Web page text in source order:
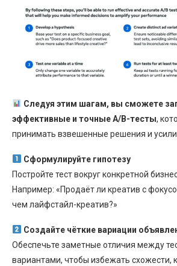
Следуя этим шагам, вы сможете
эффективные и точные A/B-тесты,
принимать взвешенные решения и
Сформулируйте гипотезу
Постройте тест вокруг конкретной
Например: «Продаёт ли креатив с
чем лайфстайл-креатив?»
Создайте чёткие вариации
Обеспечьте заметные отличия между
вариантами, чтобы избежать схожести,